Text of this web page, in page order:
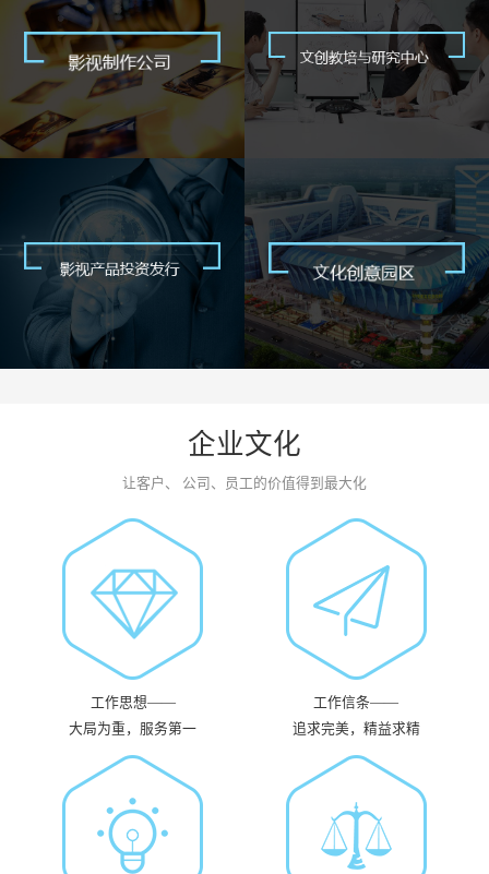
企业文化
让客户、 公司、员工的价值得到最大化
工作思想——
大局为重，服务第一
工作信条——
追求完美，精益求精